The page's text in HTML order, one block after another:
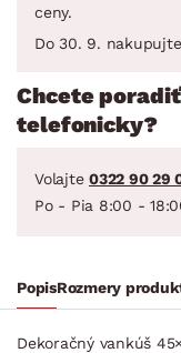
ceny.
Do 30. 9.
Chcete
telefonicky?
Volajte 0322 90 29
Po - Pia 8:00 -
PopisRozmery
Dekoračný vankúš